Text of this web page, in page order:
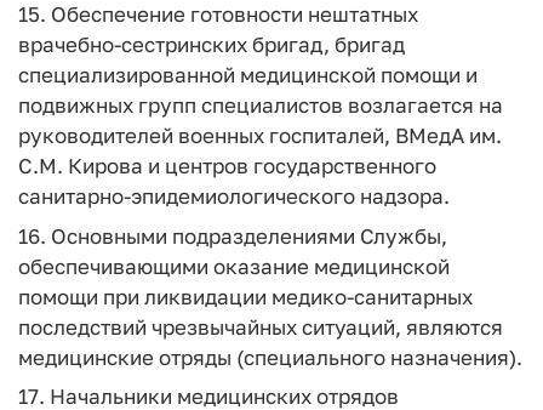
15. Обеспечение готовности нештатных
врачебно-сестринских бригад, бригад
специализированной медицинской помощи и
подвижных групп специалистов возлагается на
руководителей военных госпиталей, ВМедА им.
С.М. Кирова и центров государственного
санитарно-эпидемиологического надзора.
16. Основными подразделениями Службы,
обеспечивающими оказание медицинской
помощи при ликвидации медико-санитарных
последствий чрезвычайных ситуаций, являются
медицинские отряды (специального назначения).
17. Начальники медицинских отрядов